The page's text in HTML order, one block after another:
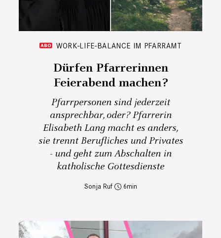
WORK-LIFE-BALANCE IM PFARRAMT
Dürfen Pfarrerinnen
Feierabend machen?
Pfarrpersonen sind jederzeit
ansprechbar, oder? Pfarrerin
Elisabeth Lang macht es anders,
sie trennt Berufliches und Privates
- und geht zum Abschalten in
katholische Gottesdienste
Sonja Ruf 6